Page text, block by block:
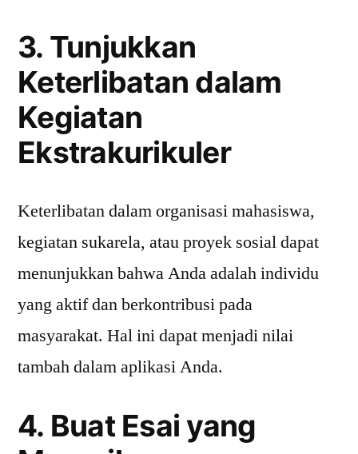
3. Tunjukkan
Keterlibatan dalam
Kegiatan
Ekstrakurikuler
Keterlibatan dalam organisasi mahasiswa,
kegiatan sukarela, atau proyek sosial dapat
menunjukkan bahwa Anda adalah individu
yang aktif dan berkontribusi pada
masyarakat. Hal ini dapat menjadi nilai
tambah dalam aplikasi Anda.
4. Buat Esai yang